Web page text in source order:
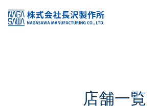
KSS加盟店・取扱店情報
店舗一覧
店舗一覧